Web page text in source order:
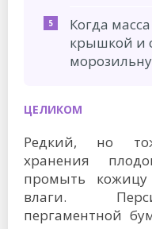
Когда
крышкой и
ЦЕЛИКОМ
Редкий, но
хранения
промыть
влаги.
пергаментной